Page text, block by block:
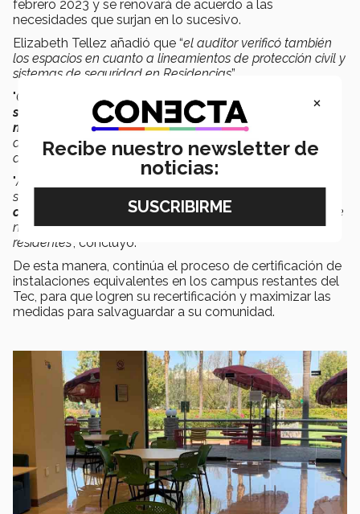
febrero 2023 y se renovará de acuerdo a las
necesidades que surjan en lo sucesivo.
Elizabeth Tellez añadió que “el auditor verificó también
los espacios en cuanto a lineamientos de protección civil y
sistemas de seguridad en Residencias”.
"Como equipo de Residencias estamosorgullosos y
satisfechos de haber logrado la certificación un año
más
. Sin duda alguna, es el resultado del trabajo diario y
del constante esfuerzo de todas las áreas que estamos
directamente involucradas", opinó.
"Además, reafirmamos que los lineamientos, procesos y
sinergias que hemos implementado convergen en el
cumplimiento de estándares de talla internacional
que
nos permiten ofrecer espacios adecuados para los
residentes", concluyó.
De esta manera, continúa el proceso de certificación de
instalaciones equivalentes en los campus restantes del
Tec, para que logren su recertificación y maximizar las
medidas para salvaguardar a su comunidad.
×
Recibe nuestro newsletter de
noticias: